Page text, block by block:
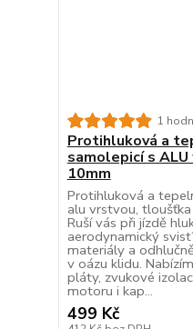
1
Protihluková a
samolepicí s
10mm
Protihluková a
alu vrstvou,
Ruší vás při jízdě
aerodynamický
materiály a
v oázu klidu.
pláty, zvukové
motoru i kap...
499 Kč